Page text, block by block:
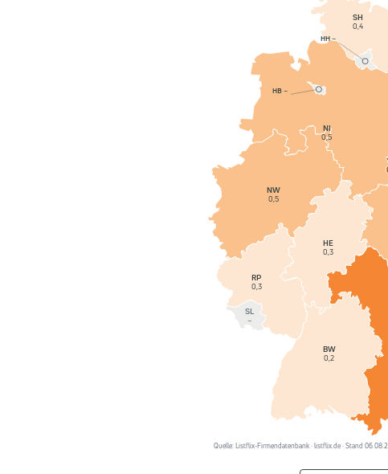
BW
0,2
HE
0,3
NI
0,5
NW
0,5
RP
0,3
SL
–
SH
0,4
HB–
HH–
Quelle: Listflix-Firmendatenbank · listflix.de · Stand